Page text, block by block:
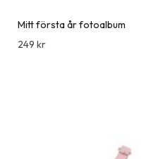
Mitt första år fotoalbum
249 kr